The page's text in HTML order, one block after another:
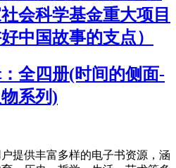
会科学基金重大项目
中国故事的支点）
全四册(时间的侧面-
系列)
提供丰富多样的电子书资源，涵